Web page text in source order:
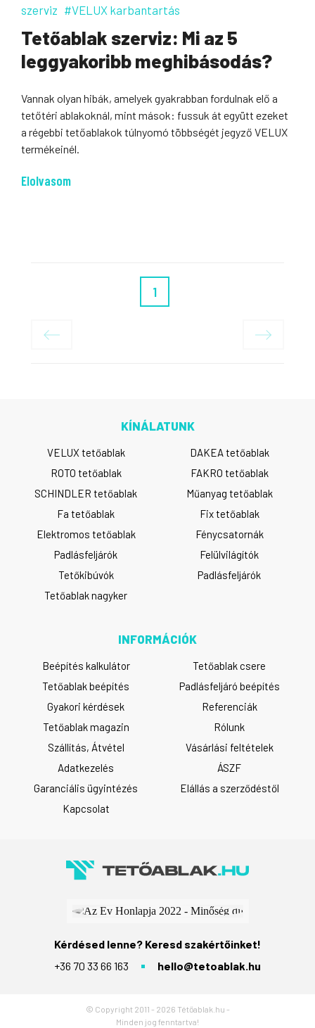
szerviz #VELUX karbantartás
Tetőablak szerviz: Mi az 5
leggyakoribb meghibásodás?
Vannak olyan hibák, amelyek gyakrabban fordulnak elő a
tetőtéri ablakoknál, mint mások: fussuk át együtt ezeket
a régebbi tetőablakok túlnyomó többségét jegyző VELUX
termékeinél.
Elolvasom
1
KÍNÁLATUNK
VELUX tetőablak
DAKEA tetőablak
ROTO tetőablak
FAKRO tetőablak
SCHINDLER tetőablak
Műanyag tetőablak
Fa tetőablak
Fix tetőablak
Elektromos tetőablak
Fénycsatornák
Padlásfeljárók
Felülvilágítók
Tetőkibúvók
Padlásfeljárók
Tetőablak nagyker
INFORMÁCIÓK
Beépítés kalkulátor
Tetőablak csere
Tetőablak beépítés
Padlásfeljáró beépítés
Gyakori kérdések
Referenciák
Tetőablak magazin
Rólunk
Szállítás, Átvétel
Vásárlási feltételek
Adatkezelés
ÁSZF
Garanciális ügyintézés
Elállás a szerződéstől
Kapcsolat
Kérdésed lenne? Keresd szakértőinket!
+36 70 33 66 163
hello@tetoablak.hu
© Copyright 2011 - 2026 Tétőablak.hu -
Minden jog fenntartva!